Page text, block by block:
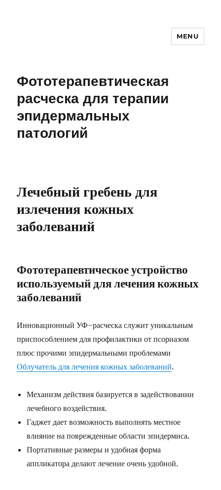
MENU
Фототерапевтическая
расческа для терапии
эпидермальных
патологий
Лечебный гребень для
излечения кожных
заболеваний
Фототерапевтическое устройство
используемый для лечения кожных
заболеваний
Инновационный УФ-расческа служит уникальным
приспособлением для профилактики от псориазом
плюс прочими эпидермальными проблемами
Облучатель для лечения кожных заболеваний.
Механизм действия базируется в задействовании
лечебного воздействия.
Гаджет дает возможность выполнять местное
влияние на поврежденные области эпидермиса.
Портативные размеры и удобная форма
аппликатора делают лечение очень удобной.